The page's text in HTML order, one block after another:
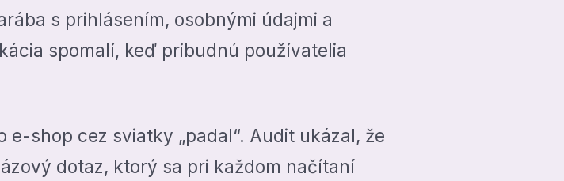
s prihlásením, osobnými údajmi a
spomalí, keď pribudnú používatelia
shop cez sviatky „padal“. Audit ukázal, že
dotaz, ktorý sa pri každom načítaní